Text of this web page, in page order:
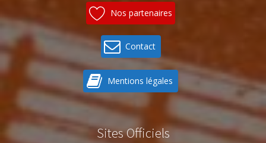
Nos partenaires
Contact
Mentions légales
Sites Officiels